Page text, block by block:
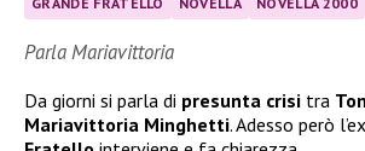
Parla Mariavittoria
Da giorni si parla di presunta crisi tra
Mariavittoria Minghetti. Adesso però